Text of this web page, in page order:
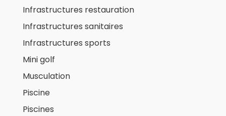
Infrastructures restauration
Infrastructures sanitaires
Infrastructures sports
Mini golf
Musculation
Piscine
Piscines